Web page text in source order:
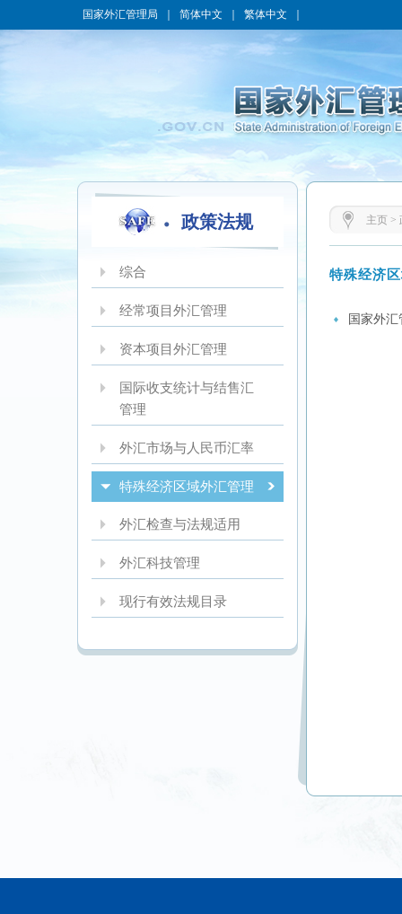
国家外汇管理局 简体中文 繁体中文
政策法规
综合
经常项目外汇管理
资本项目外汇管理
国际收支统计与结售汇
管理
外汇市场与人民币汇率
特殊经济区域外汇管理
外汇检查与法规适用
外汇科技管理
现行有效法规目录
主页 >
特殊经济
国家外